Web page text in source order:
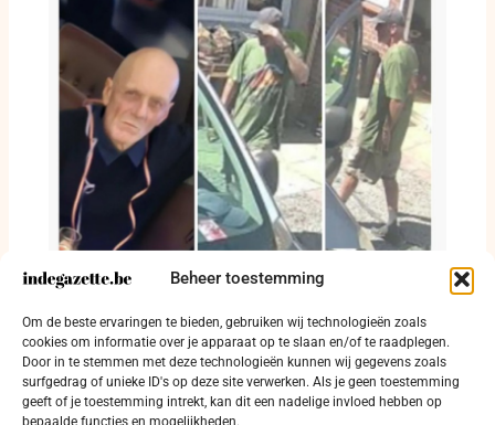
Beheer toestemming
Om de beste ervaringen te bieden, gebruiken wij technologieën zoals
cookies om informatie over je apparaat op te slaan en/of te raadplegen.
Door in te stemmen met deze technologieën kunnen wij gegevens zoals
surfgedrag of unieke ID's op deze site verwerken. Als je geen toestemming
geeft of je toestemming intrekt, kan dit een nadelige invloed hebben op
bepaalde functies en mogelijkheden.
Michel Gaspard nog steeds niet gevonden:
dringende oproep om massaal te delen
29 juli 2026